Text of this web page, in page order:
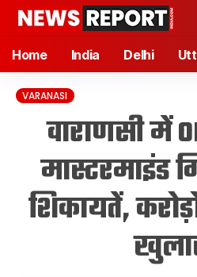
Home India Delhi
VARANASI
वाराणसी में
मास्टरमाइंड
शिकायतें,